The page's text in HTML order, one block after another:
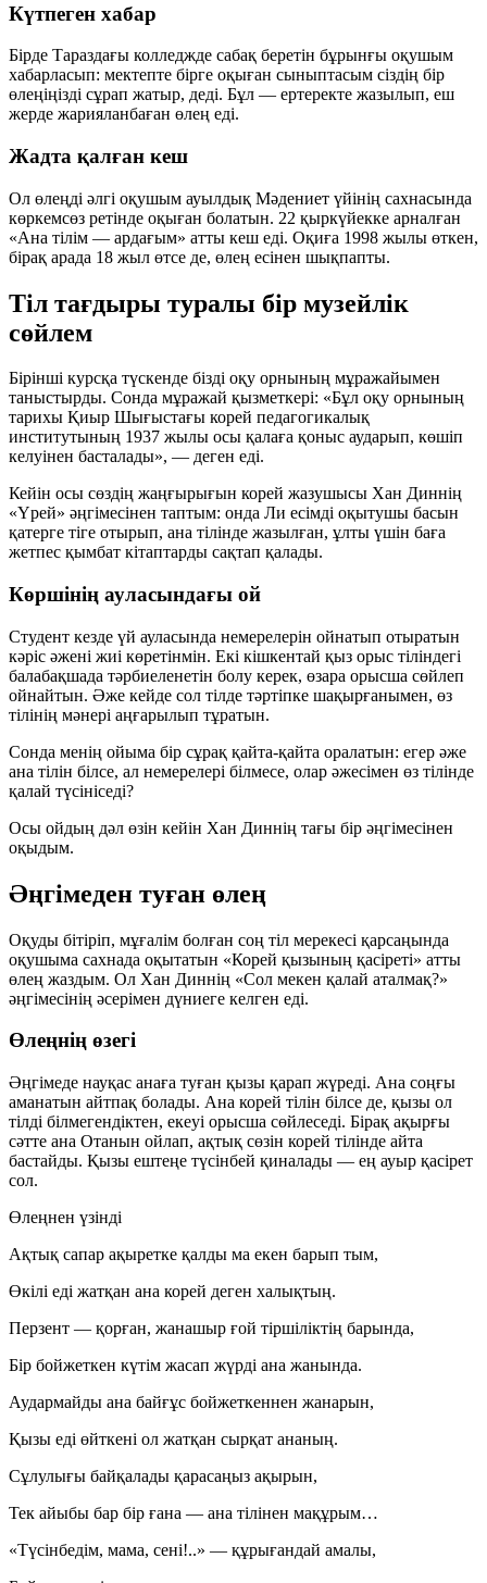
Күтпеген хабар
Бірде Тараздағы колледжде сабақ беретін бұрынғы оқушым
хабарласып: мектепте бірге оқыған сыныптасым сіздің бір
өлеңіңізді сұрап жатыр, деді. Бұл — ертеректе жазылып, еш
жерде жарияланбаған өлең еді.
Жадта қалған кеш
Ол өлеңді әлгі оқушым ауылдық Мәдениет үйінің сахнасында
көркемсөз ретінде оқыған болатын. 22 қыркүйекке арналған
«Ана тілім — ардағым» атты кеш еді. Оқиға 1998 жылы өткен,
бірақ арада 18 жыл өтсе де, өлең есінен шықпапты.
Тіл тағдыры туралы бір музейлік
сөйлем
Бірінші курсқа түскенде бізді оқу орнының мұражайымен
таныстырды. Сонда мұражай қызметкері: «Бұл оқу орнының
тарихы Қиыр Шығыстағы корей педагогикалық
институтының 1937 жылы осы қалаға қоныс аударып, көшіп
келуінен басталады», — деген еді.
Кейін осы сөздің жаңғырығын корей жазушысы Хан Диннің
«Үрей» әңгімесінен таптым: онда Ли есімді оқытушы басын
қатерге тіге отырып, ана тілінде жазылған, ұлты үшін баға
жетпес қымбат кітаптарды сақтап қалады.
Көршінің ауласындағы ой
Студент кезде үй ауласында немерелерін ойнатып отыратын
кәріс әжені жиі көретінмін. Екі кішкентай қыз орыс тіліндегі
балабақшада тәрбиеленетін болу керек, өзара орысша сөйлеп
ойнайтын. Әже кейде сол тілде тәртіпке шақырғанымен, өз
тілінің мәнері аңғарылып тұратын.
Сонда менің ойыма бір сұрақ қайта-қайта оралатын: егер әже
ана тілін білсе, ал немерелері білмесе, олар әжесімен өз тілінде
қалай түсініседі?
Осы ойдың дәл өзін кейін Хан Диннің тағы бір әңгімесінен
оқыдым.
Әңгімеден туған өлең
Оқуды бітіріп, мұғалім болған соң тіл мерекесі қарсаңында
оқушыма сахнада оқытатын «Корей қызының қасіреті» атты
өлең жаздым. Ол Хан Диннің «Сол мекен қалай аталмақ?»
әңгімесінің әсерімен дүниеге келген еді.
Өлеңнің өзегі
Әңгімеде науқас анаға туған қызы қарап жүреді. Ана соңғы
аманатын айтпақ болады. Ана корей тілін білсе де, қызы ол
тілді білмегендіктен, екеуі орысша сөйлеседі. Бірақ ақырғы
сәтте ана Отанын ойлап, ақтық сөзін корей тілінде айта
бастайды. Қызы ештеңе түсінбей қиналады — ең ауыр қасірет
сол.
Өлеңнен үзінді
Ақтық сапар ақыретке қалды ма екен барып тым,
Өкілі еді жатқан ана корей деген халықтың.
Перзент — қорған, жанашыр ғой тіршіліктің барында,
Бір бойжеткен күтім жасап жүрді ана жанында.
Аудармайды ана байғұс бойжеткеннен жанарын,
Қызы еді өйткені ол жатқан сырқат ананың.
Сұлулығы байқалады қарасаңыз ақырын,
Тек айыбы бар бір ғана — ана тілінен мақұрым…
«Түсінбедім, мама, сені!..» — құрығандай амалы,